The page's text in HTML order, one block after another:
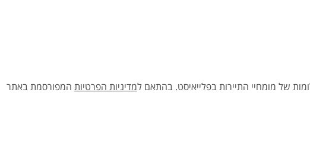
של מומחיי התיירות בפלייאיסט. בהתאם למדיניות הפרטיות המפורסמת באתר